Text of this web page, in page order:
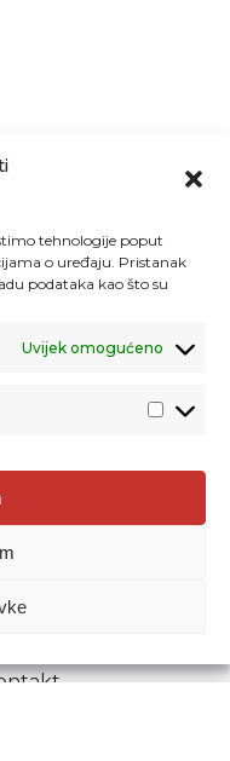
tehnologije poput
o uređaju. Pristanak
podataka kao što su
Uvijek omogućeno
navođenje izvora.